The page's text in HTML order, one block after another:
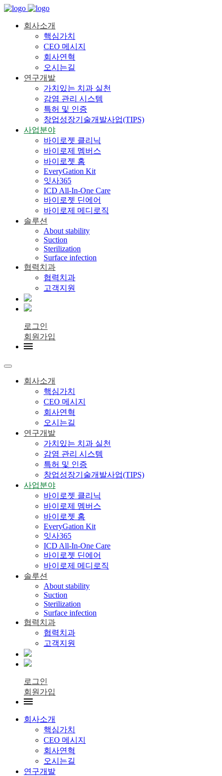
회사소개
핵심가치
CEO 메시지
회사연혁
오시는길
연구개발
가치있는 치과 실천
감염 관리 시스템
특허 및 인증
창업성장기술개발사업(TIPS)
사업분야
바이로젯 클리닉
바이로제 멤버스
바이로젯 홈
EveryGation Kit
잇사365
ICD All-In-One Care
바이로젯 딘에어
바이로제 메디로직
솔루션
About stability
Suction
Sterilization
Surface infection
협력치과
협력치과
고객지원
로그인
회원가입
회사소개
핵심가치
CEO 메시지
회사연혁
오시는길
연구개발
가치있는 치과 실천
감염 관리 시스템
특허 및 인증
창업성장기술개발사업(TIPS)
사업분야
바이로젯 클리닉
바이로제 멤버스
바이로젯 홈
EveryGation Kit
잇사365
ICD All-In-One Care
바이로젯 딘에어
바이로제 메디로직
솔루션
About stability
Suction
Sterilization
Surface infection
협력치과
협력치과
고객지원
로그인
회원가입
회사소개
핵심가치
CEO 메시지
회사연혁
오시는길
연구개발